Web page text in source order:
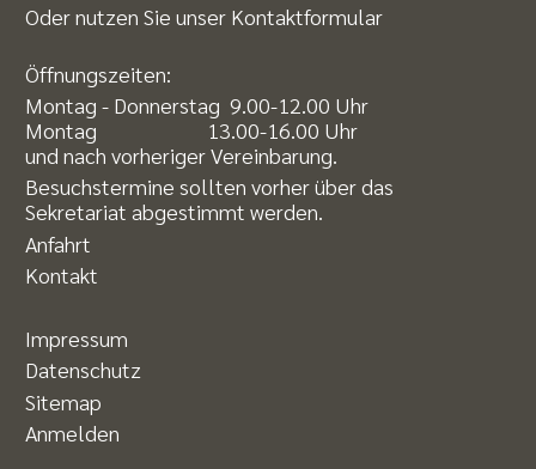
Oder nutzen Sie unser Kontaktformular
Öffnungszeiten:
Montag - Donnerstag 9.00-12.00 Uhr
Montag 13.00-16.00 Uhr
und nach vorheriger Vereinbarung.
Besuchstermine sollten vorher über das
Sekretariat abgestimmt werden.
Anfahrt
Kontakt
Impressum
Datenschutz
Sitemap
Anmelden